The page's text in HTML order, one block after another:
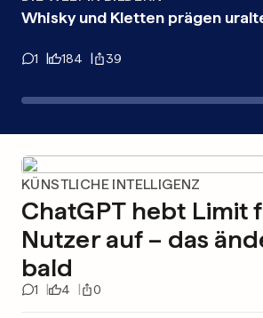
Whisky und Kletten prägen
1 184 39
KÜNSTLICHE INTELLIGENZ
ChatGPT hebt Limit
Nutzer auf – das
bald
1 4 0